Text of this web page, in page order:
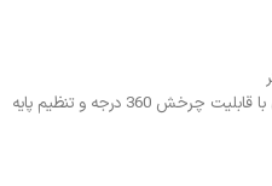
چرخش 360 درجه و تنظیم پایه